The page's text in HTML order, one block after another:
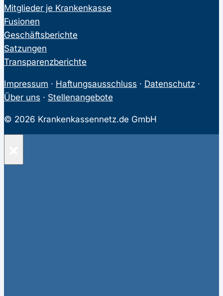
Mitglieder je Krankenkasse
Fusionen
Geschäftsberichte
Satzungen
Transparenzberichte
Impressum · Haftungsausschluss · Datenschutz ·
Über uns · Stellenangebote
© 2026 Krankenkassennetz.de GmbH